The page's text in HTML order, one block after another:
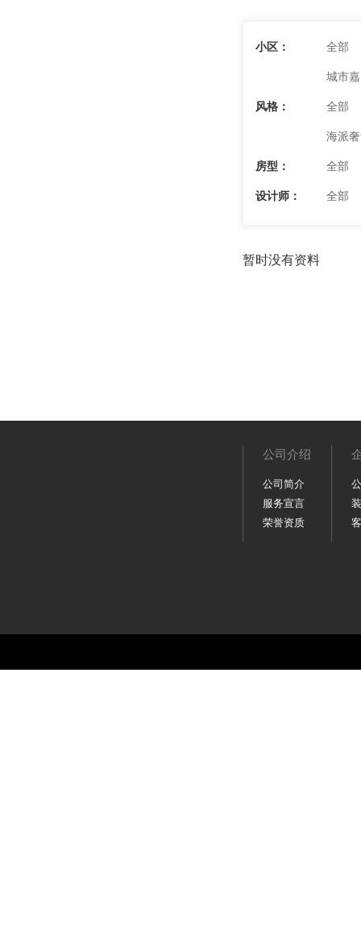
小区：
全部
城市
风格：
全部
海派
房型：
全部
设计师：
全部
暂时没有资料
公司介绍
公司简介
服务宣言
荣誉资质